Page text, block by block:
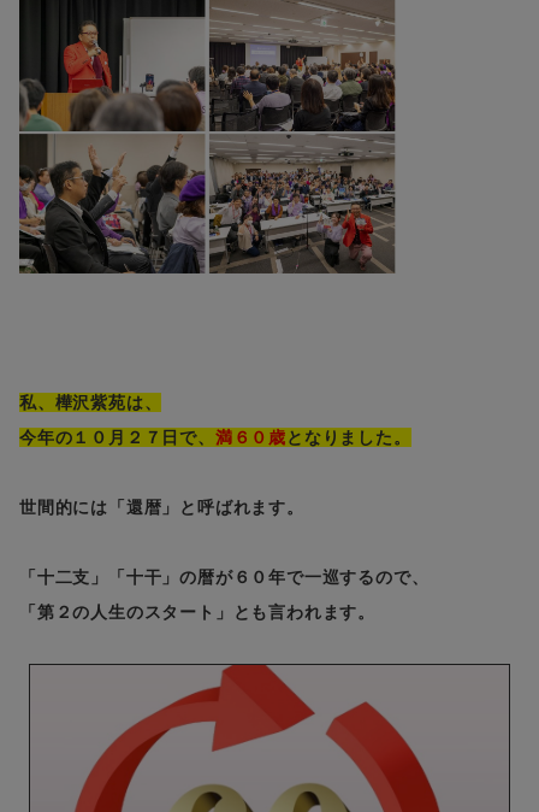
私、樺沢紫苑は、
今年の１０月２７日で、 満６０歳となりました。
世間的には「還暦」と呼ばれます。
「十二支」「十干」の暦が６０年で一巡するので、
「第２の人生のスタート」とも言われます。